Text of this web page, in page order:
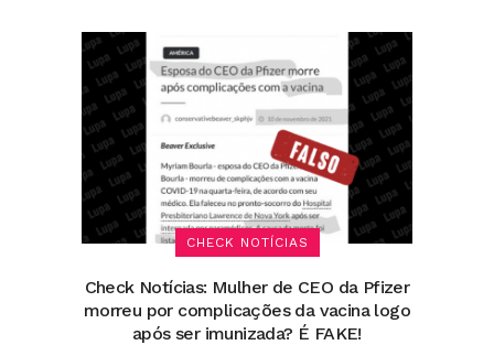
CHECK NOTÍCIAS
Check Notícias: Mulher de CEO da Pfizer
morreu por complicações da vacina logo
após ser imunizada? É FAKE!